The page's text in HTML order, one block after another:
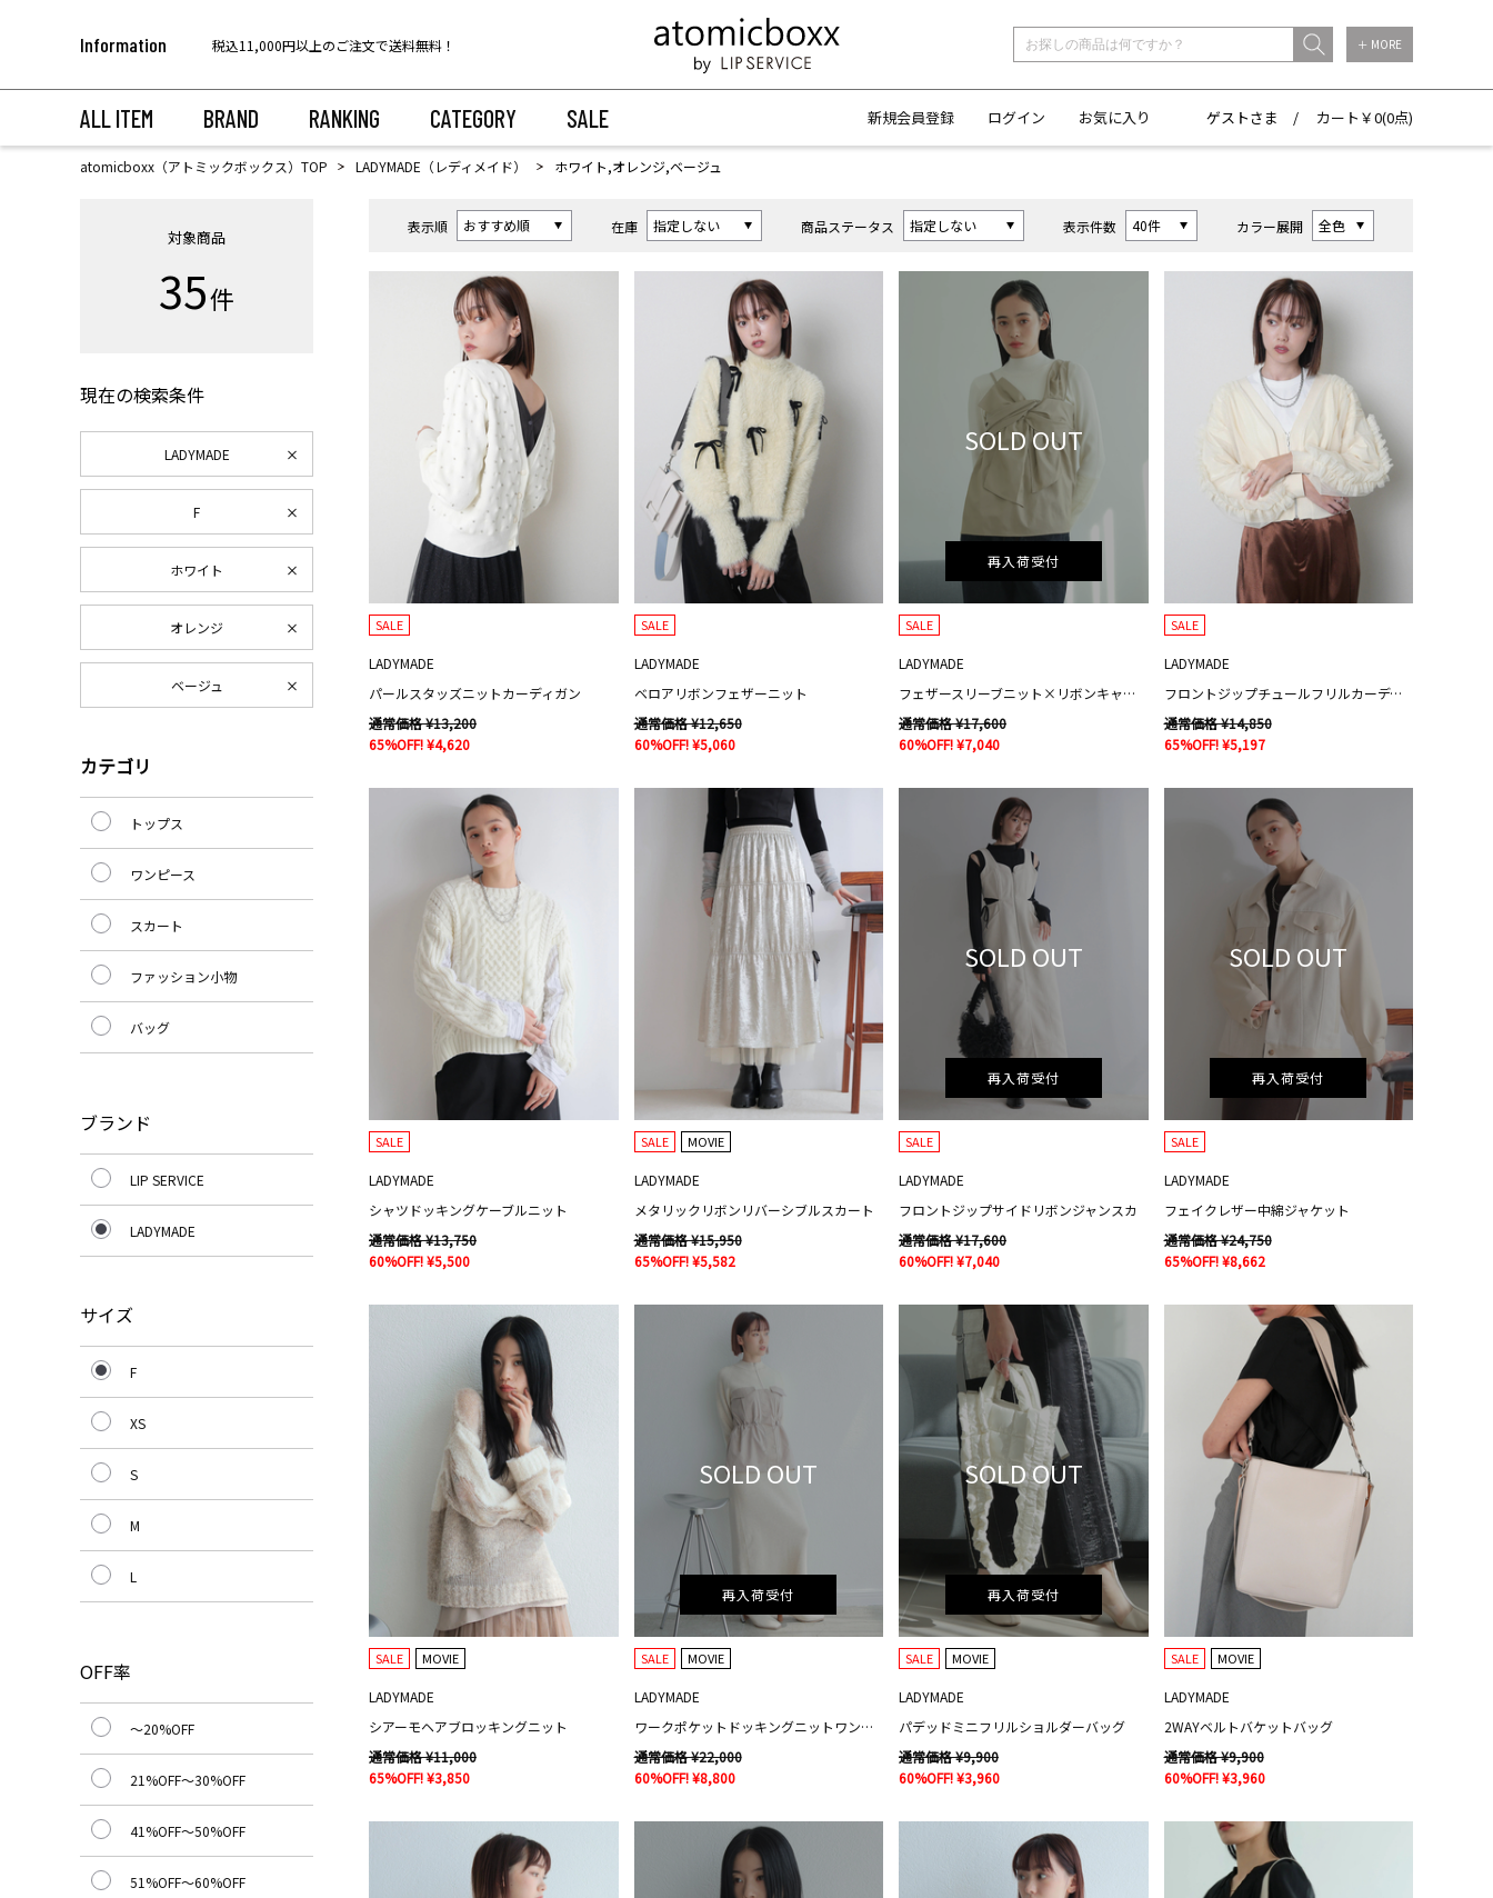
Information
税込11,000円以上のご注文で送料無料！
＋ MORE
ALL ITEM BRAND RANKING CATEGORY SALE 新規会員登録 ログイン お気に入り ゲストさま / カート￥0(0点)
atomicboxx（アトミックボックス）TOP LADYMADE（レディメイド） ホワイト,オレンジ,ベージュ
表示順 在庫 商品ステータス 表示件数 カラー展開
SALE
LADYMADE
パールスタッズニットカーディガン
通常価格 ¥13,200
65%OFF! ¥4,620
SALE
LADYMADE
ベロアリボンフェザーニット
通常価格 ¥12,650
60%OFF! ¥5,060
SOLD OUT
再入荷受付
SALE
LADYMADE
フェザースリーブニット×リボンキャミSET
通常価格 ¥17,600
60%OFF! ¥7,040
SALE
LADYMADE
フロントジップチュールフリルカーディガン
通常価格 ¥14,850
65%OFF! ¥5,197
SALE
LADYMADE
シャツドッキングケーブルニット
通常価格 ¥13,750
60%OFF! ¥5,500
SALE MOVIE
LADYMADE
メタリックリボンリバーシブルスカート
通常価格 ¥15,950
65%OFF! ¥5,582
SOLD OUT
再入荷受付
SALE
LADYMADE
フロントジップサイドリボンジャンスカ
通常価格 ¥17,600
60%OFF! ¥7,040
SOLD OUT
再入荷受付
SALE
LADYMADE
フェイクレザー中綿ジャケット
通常価格 ¥24,750
65%OFF! ¥8,662
SALE MOVIE
LADYMADE
シアーモヘアブロッキングニット
通常価格 ¥11,000
65%OFF! ¥3,850
SOLD OUT
再入荷受付
SALE MOVIE
LADYMADE
ワークポケットドッキングニットワンピース
通常価格 ¥22,000
60%OFF! ¥8,800
SOLD OUT
再入荷受付
SALE MOVIE
LADYMADE
パデッドミニフリルショルダーバッグ
通常価格 ¥9,900
60%OFF! ¥3,960
SALE MOVIE
LADYMADE
2WAYベルトバケットバッグ
通常価格 ¥9,900
60%OFF! ¥3,960
対象商品
35件
現在の検索条件
LADYMADE
F
ホワイト
オレンジ
ベージュ
カテゴリ
トップス
ワンピース
スカート
ファッション小物
バッグ
ブランド
LIP SERVICE
LADYMADE
サイズ
F
XS
S
M
L
OFF率
～20%OFF
21%OFF～30%OFF
41%OFF～50%OFF
51%OFF～60%OFF